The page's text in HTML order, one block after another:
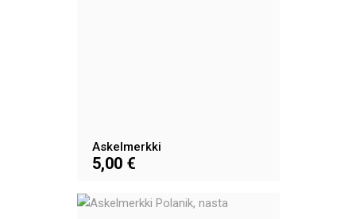
Askelmerkki
5,00 €